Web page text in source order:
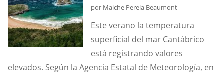
por Maiche Perela Beaumont
Este verano la temperatura
superficial del mar Cantábrico
está registrando valores
elevados. Según la Agencia Estatal de Meteorología, en